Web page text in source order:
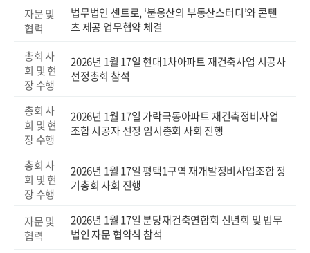
자문 및
협력
법무법인 센트로, ‘붇옹산의 부동산스터디’와 콘텐
츠 제공 업무협약 체결
총회 사
회 및 현
장 수행
2026년 1월 17일 현대1차아파트 재건축사업 시공사
선정총회 참석
총회 사
회 및 현
장 수행
2026년 1월 17일 가락극동아파트 재건축정비사업
조합 시공자 선정 임시총회 사회 진행
총회 사
회 및 현
장 수행
2026년 1월 17일 평택1구역 재개발정비사업조합 정
기총회 사회 진행
자문 및
협력
2026년 1월 17일 분당재건축연합회 신년회 및 법무
법인 자문 협약식 참석